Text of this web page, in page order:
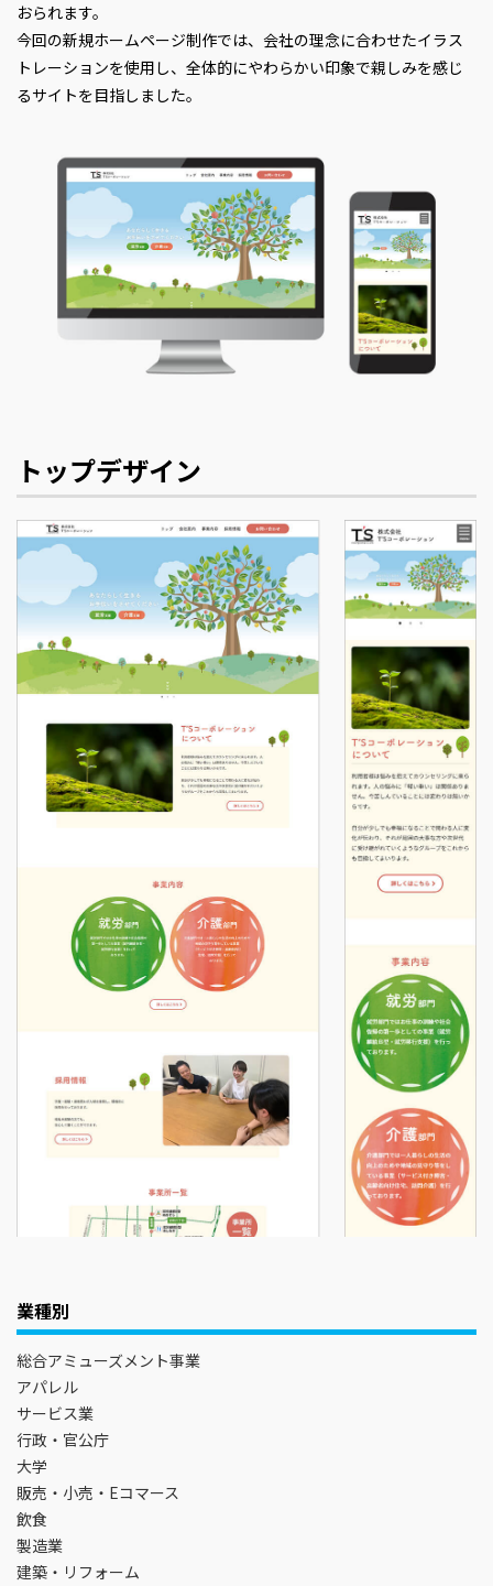
おられます。
今回の新規ホームページ制作では、会社の理念に合わせたイラス
トレーションを使用し、全体的にやわらかい印象で親しみを感じ
るサイトを目指しました。
トップデザイン
業種別
総合アミューズメント事業
アパレル
サービス業
行政・官公庁
大学
販売・小売・Eコマース
飲食
製造業
建築・リフォーム